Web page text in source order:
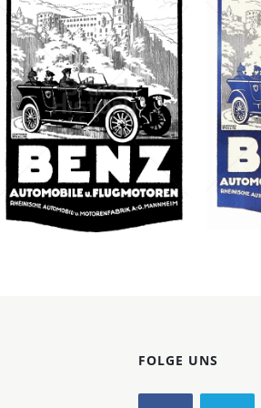
Konzerne
Epoche
MERCEDES-BENZ
Daimler AG
1918
Bild-ID: 42806
FOLGE UNS